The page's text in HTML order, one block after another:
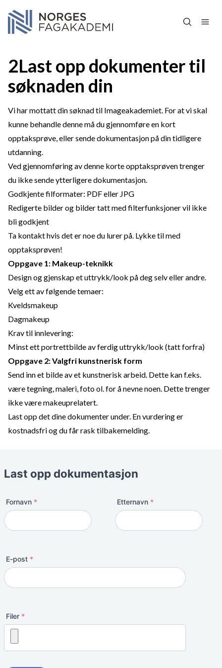
Hopp over navigasjon
2Last opp dokumenter til
søknaden din
Vi har mottatt din søknad til Imageakademiet. For at vi skal
kunne behandle denne må du gjennomføre en kort
opptaksprøve, eller sende dokumentasjon på din tidligere
utdanning.
Ved gjennomføring av denne korte opptaksprøven trenger
du ikke sende ytterligere dokumentasjon.
Godkjente filformater: PDF eller JPG
Redigerte bilder og bilder tatt med filterfunksjoner vil ikke
bli godkjent
Ta kontakt hvis det er noe du lurer på. Lykke til med
opptaksprøven!
Oppgave 1: Makeup-teknikk
Design og gjenskap et uttrykk/look på deg selv eller andre.
Velg ett av følgende temaer:
Kveldsmakeup
Dagmakeup
Krav til innlevering:
Minst ett portrettbilde av ferdig uttrykk/look (tatt forfra)
Oppgave 2: Valgfri kunstnerisk form
Send inn et bilde av et kunstnerisk arbeid. Dette kan f.eks.
være tegning, maleri, foto ol. for å nevne noen. Dette trenger
ikke være makeuprelatert.
Last opp det dine dokumenter under. En vurdering er
kostnadsfri og du får rask tilbakemelding.
Last opp dokumentasjon
Fornavn * Etternavn *
E-post *
Filer *